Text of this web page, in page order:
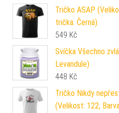
Tričko ASAP
trička: Černá)
549 Kč
Svíčka Všechno
Levandule)
448 Kč
Tričko Nikdy
(Velikost: 122,